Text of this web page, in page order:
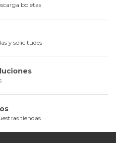
boletas
y solicitudes
tiendas